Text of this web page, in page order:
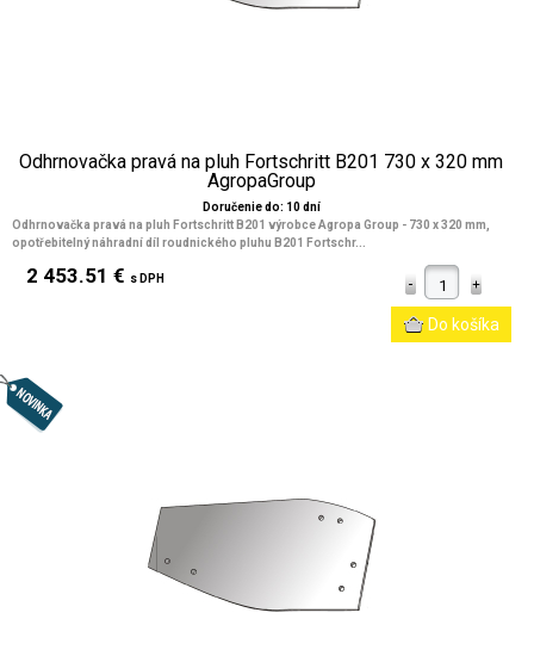
Odhrnovačka pravá na pluh Fortschritt B201 730 x 320 mm
AgropaGroup
Doručenie do: 10 dní
Odhrnovačka pravá na pluh Fortschritt B201 výrobce Agropa Group - 730 x 320 mm,
opotřebitelný náhradní díl roudnického pluhu B201 Fortschr...
2 453.51 € s DPH